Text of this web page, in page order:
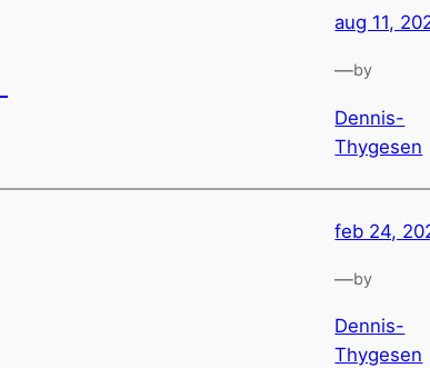
aug 11,
—by
Dennis-
Thygesen
feb 24,
—by
Dennis-
Thygesen